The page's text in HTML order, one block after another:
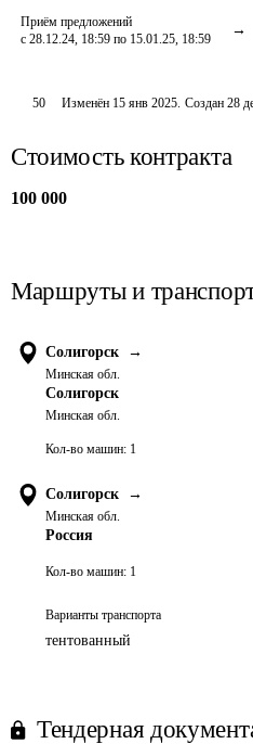
Приём предложений
с 28.12.24, 18:59 по 15.01.25, 18:59
50 Изменён 15 янв 2025. Создан 28
Стоимость контракта
100 000
Маршруты и
Солигорск →
Минская обл.
Солигорск
Минская обл.
Кол-во машин: 1
Солигорск →
Минская обл.
Россия
Кол-во машин: 1
Варианты транспорта
тентованный
Тендерная